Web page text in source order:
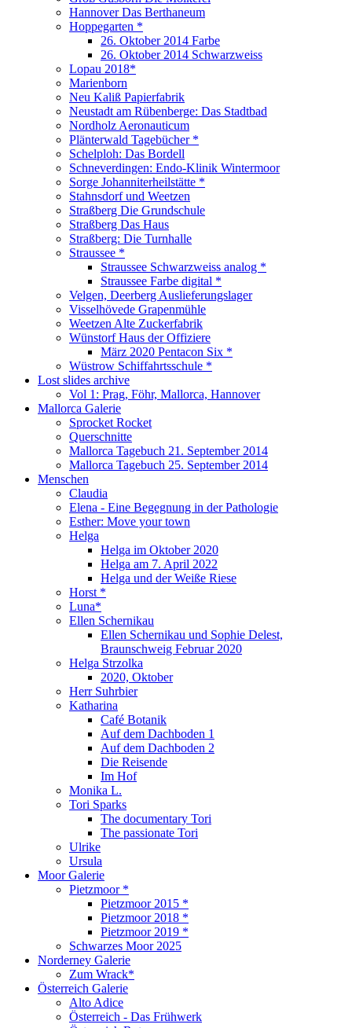
Hannover Das Berthaneum
Hoppegarten *
26. Oktober 2014 Farbe
26. Oktober 2014 Schwarzweiss
Lopau 2018*
Marienborn
Neu Kaliß Papierfabrik
Neustadt am Rübenberge: Das Stadtbad
Nordholz Aeronauticum
Plänterwald Tagebücher *
Schelploh: Das Bordell
Schneverdingen: Endo-Klinik Wintermoor
Sorge Johanniterheilstätte *
Stahnsdorf und Weetzen
Straßberg Die Grundschule
Straßberg Das Haus
Straßberg: Die Turnhalle
Straussee *
Straussee Schwarzweiss analog *
Straussee Farbe digital *
Velgen, Deerberg Auslieferungslager
Visselhövede Grapenmühle
Weetzen Alte Zuckerfabrik
Wünstorf Haus der Offiziere
März 2020 Pentacon Six *
Wüstrow Schiffahrtsschule *
Lost slides archive
Vol 1: Prag, Föhr, Mallorca, Hannover
Mallorca Galerie
Sprocket Rocket
Querschnitte
Mallorca Tagebuch 21. September 2014
Mallorca Tagebuch 25. September 2014
Menschen
Claudia
Elena - Eine Begegnung in der Pathologie
Esther: Move your town
Helga
Helga im Oktober 2020
Helga am 7. April 2022
Helga und der Weiße Riese
Horst *
Luna*
Ellen Schernikau
Ellen Schernikau und Sophie Delest,
Braunschweig Februar 2020
Helga Strzolka
2020, Oktober
Herr Suhrbier
Katharina
Café Botanik
Auf dem Dachboden 1
Auf dem Dachboden 2
Die Reisende
Im Hof
Monika L.
Tori Sparks
The documentary Tori
The passionate Tori
Ulrike
Ursula
Moor Galerie
Pietzmoor *
Pietzmoor 2015 *
Pietzmoor 2018 *
Pietzmoor 2019 *
Schwarzes Moor 2025
Norderney Galerie
Zum Wrack*
Österreich Galerie
Alto Adice
Österreich - Das Frühwerk